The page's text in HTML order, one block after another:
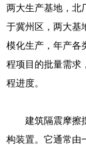
两大生产基地，北
于冀州区，两大基
模化生产，年产各
程项目的批量需求
程进度。
建筑隔震摩擦
构装置。它通常由